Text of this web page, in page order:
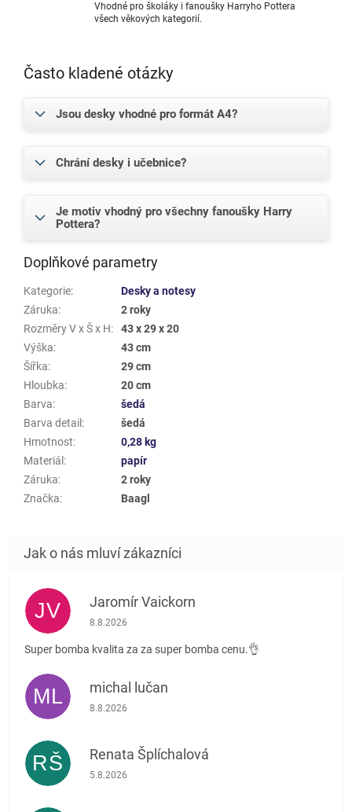
Vhodné pro školáky i fanoušky Harryho Pottera
všech věkových kategorií.
Často kladené otázky
Jsou desky vhodné pro formát A4?
Chrání desky i učebnice?
Je motiv vhodný pro všechny fanoušky Harry
Pottera?
Doplňkové parametry
Kategorie:
Desky a notesy
Záruka:
2 roky
Rozměry V x Š x H:
43 x 29 x 20
Výška:
43 cm
Šířka:
29 cm
Hloubka:
20 cm
Barva:
šedá
Barva detail :
šedá
Hmotnost:
0,28 kg
Materiál :
papír
Záruka:
2 roky
Značka: Baagl
JV Jaromír Vaickorn
Hodnocení obchodu je 5 z 5 hvězdiček.
8.8.2026
Super bomba kvalita za za super bomba cenu.👌
ML michal lučan
Hodnocení obchodu je 5 z 5 hvězdiček.
8.8.2026
RŠ Renata Šplíchalová
Hodnocení obchodu je 5 z 5 hvězdiček.
5.8.2026